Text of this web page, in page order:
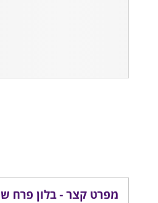
מפרט קצר - בלון פרח שושנה